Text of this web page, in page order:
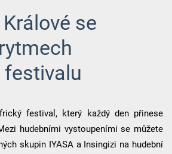
se
festival, který každý den přinese
hudebními vystoupeními se můžete
skupin IYASA a Insingizi na hudební